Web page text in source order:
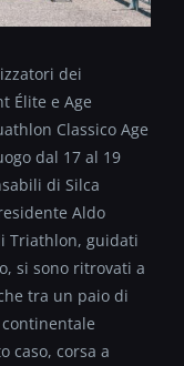
dei
Élite e Age
Classico Age
dal 17 al 19
di Silca
Aldo
Triathlon, guidati
si sono ritrovati a
tra un paio di
caso, corsa a